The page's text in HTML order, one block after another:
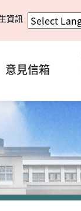
資訊
意見信箱